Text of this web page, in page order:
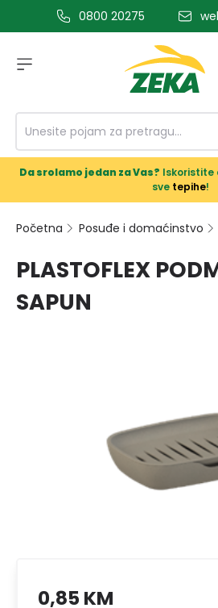
glavni sadržaj0800 20275
Da srolamo jedan za Vas? Iskoristite
sve tepihe!
Početna Posuđe i domaćinstvo
PLASTOFLEX
SAPUN
0,85 KM